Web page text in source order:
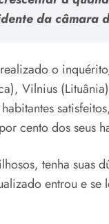
da câmara
o
Vilnius
cento dos seus
tenha suas
entrou e